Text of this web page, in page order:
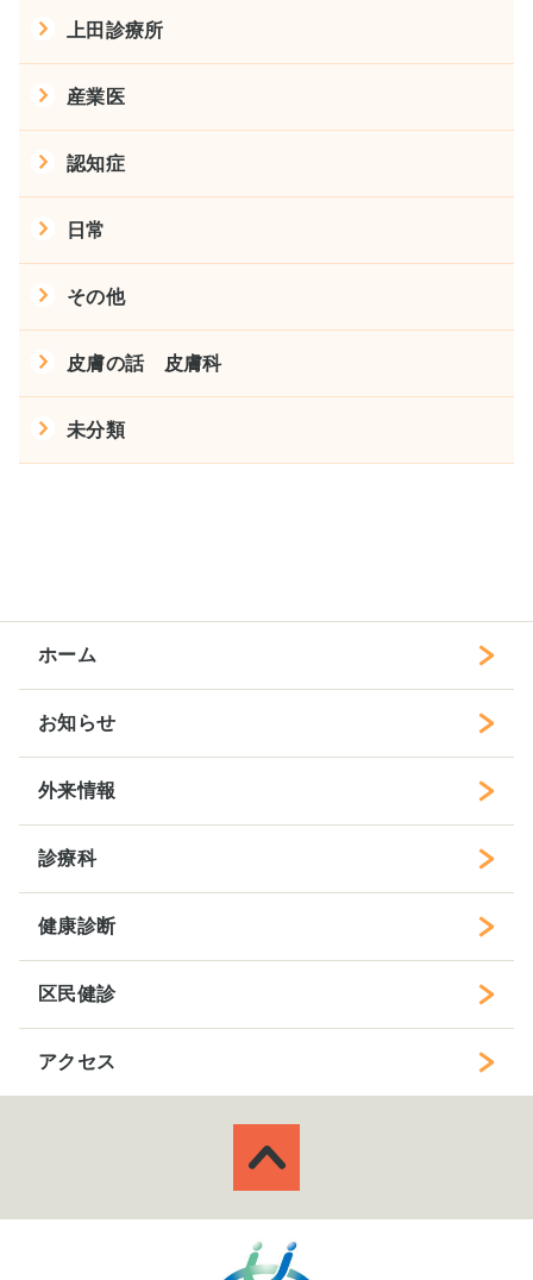
上田診療所
産業医
認知症
日常
その他
皮膚の話 皮膚科
未分類
ホーム
お知らせ
外来情報
診療科
健康診断
区民健診
アクセス